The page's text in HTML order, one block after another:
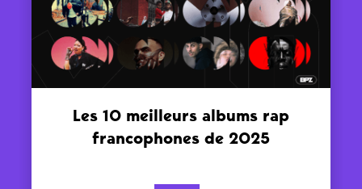
Les 10 meilleurs albums rap
francophones de 2025